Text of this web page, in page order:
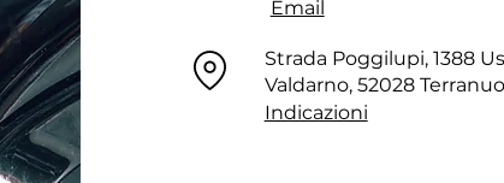
Email
Strada Poggilupi, 1388
Valdarno, 52028
Indicazioni